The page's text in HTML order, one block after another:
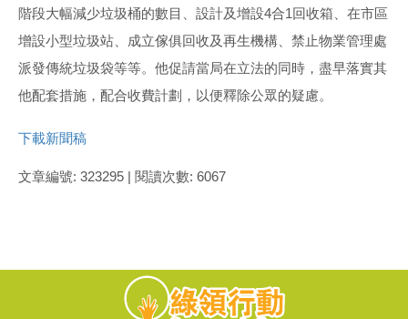
階段大幅減少垃圾桶的數目、設計及增設4合1回收箱、在市區
增設小型垃圾站、成立傢俱回收及再生機構、禁止物業管理處
派發傳統垃圾袋等等。他促請當局在立法的同時，盡早落實其
他配套措施，配合收費計劃，以便釋除公眾的疑慮。
下載新聞稿
文章編號: 323295 | 閱讀次數: 6067